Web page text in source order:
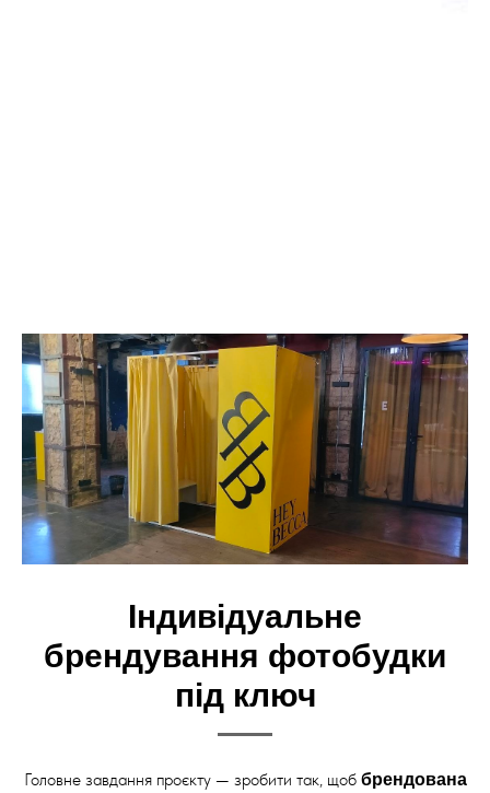
Індивідуальне
брендування фотобудки
під ключ
Головне завдання проєкту — зробити так, щоб брендована